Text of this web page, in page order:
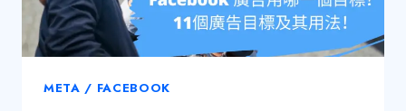
META / FACEBOOK